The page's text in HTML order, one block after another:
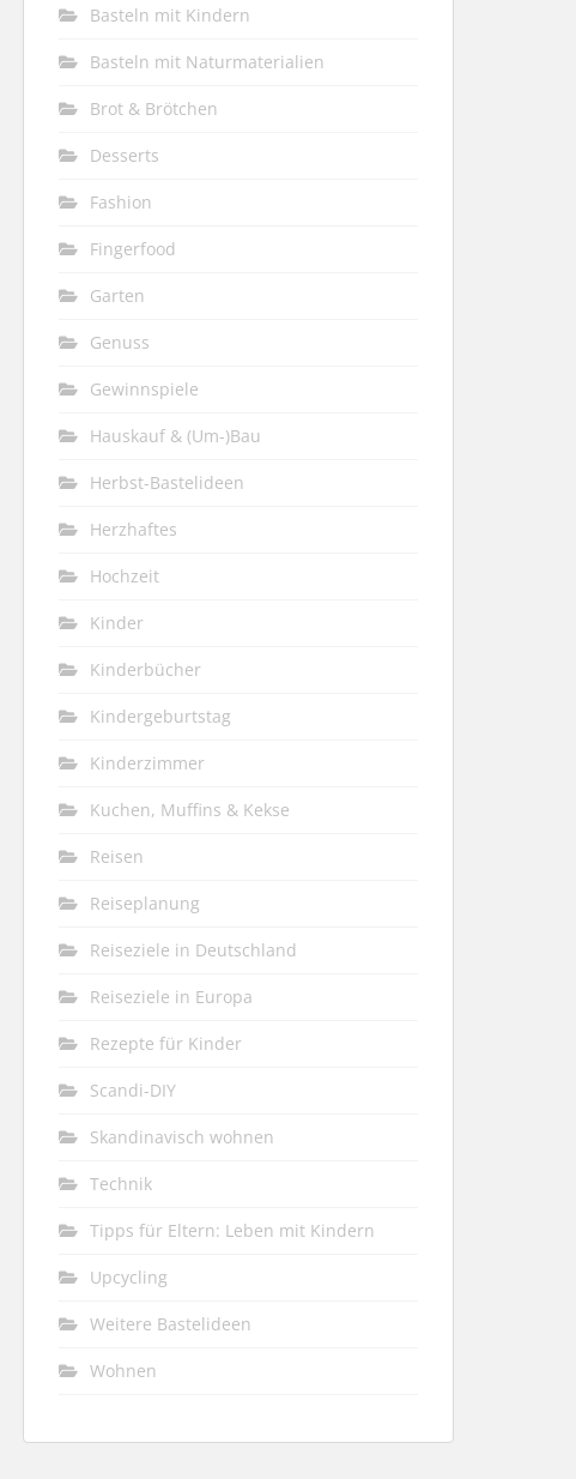
Basteln mit Kindern
Basteln mit Naturmaterialien
Brot & Brötchen
Desserts
Fashion
Fingerfood
Garten
Genuss
Gewinnspiele
Hauskauf & (Um-)Bau
Herbst-Bastelideen
Herzhaftes
Hochzeit
Kinder
Kinderbücher
Kindergeburtstag
Kinderzimmer
Kuchen, Muffins & Kekse
Reisen
Reiseplanung
Reiseziele in Deutschland
Reiseziele in Europa
Rezepte für Kinder
Scandi-DIY
Skandinavisch wohnen
Technik
Tipps für Eltern: Leben mit Kindern
Upcycling
Weitere Bastelideen
Wohnen